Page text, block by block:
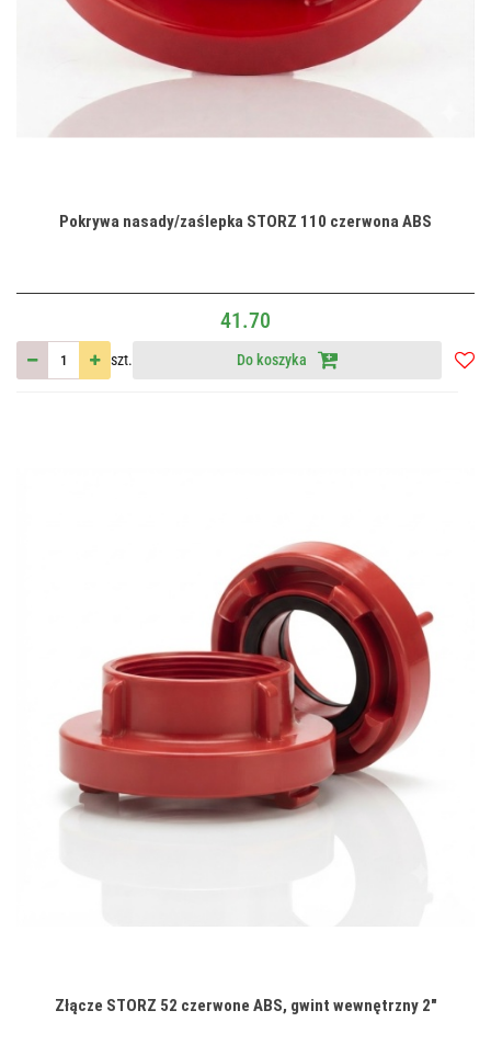
Pokrywa nasady/zaślepka STORZ 110 czerwona ABS
41.70
szt. Do koszyka
Złącze STORZ 52 czerwone ABS, gwint wewnętrzny 2"